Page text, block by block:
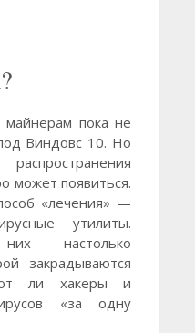
майнерам пока не
Виндовс 10. Но
может появиться.
«лечения» —
утилиты.
настолько
закрадываются
ли хакеры и
«за одну